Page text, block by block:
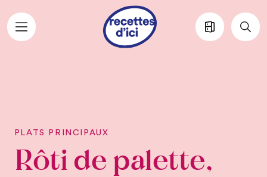
Aller au contenu principal
PLATS PRINCIPAUX
Rôti de palette,